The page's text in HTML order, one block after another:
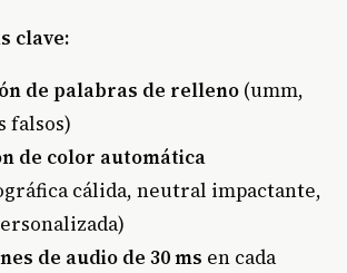
clave:
de palabras de relleno (umm,
falsos)
de color automática
cálida, neutral impactante,
de audio de 30 ms en cada